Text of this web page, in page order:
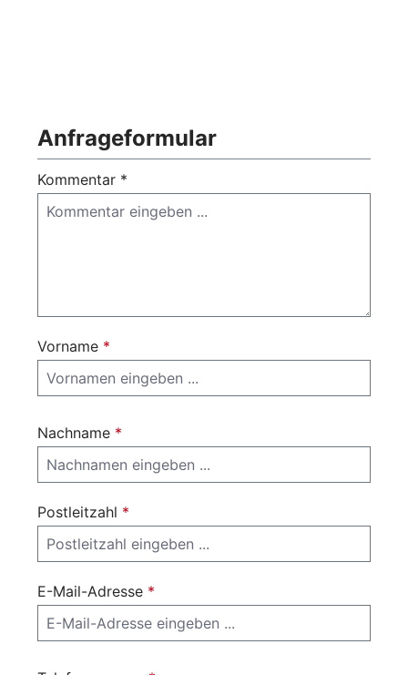
Anfrageformular
Kommentar *
Vorname *
Nachname *
Postleitzahl *
E-Mail-Adresse *